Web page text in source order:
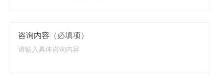
咨询内容 （必填项）